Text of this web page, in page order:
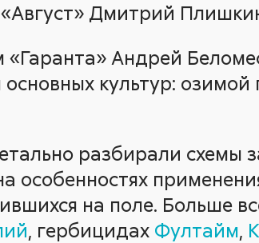
Дмитрий
Андрей
культур:
разбирали схемы
особенностях
на поле. Больше
, гербицидах Фултайм,